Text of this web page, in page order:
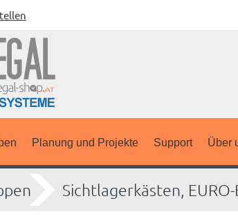
Planung und Projekte Support Über
Sichtlagerkästen,